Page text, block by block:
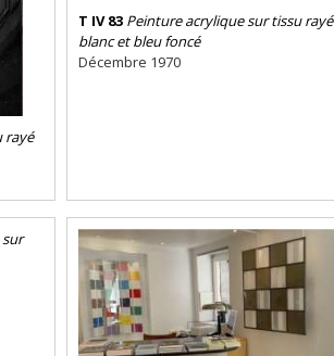
rayé
T IV 83 Peinture acrylique sur tissu rayé
blanc et bleu foncé
Décembre 1970